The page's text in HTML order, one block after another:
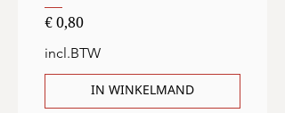
Prijs
€ 0,80
incl.BTW
IN WINKELMAND